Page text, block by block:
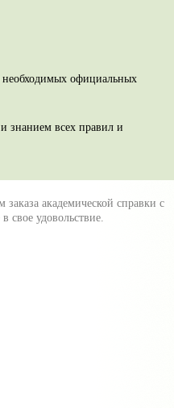
необходимых официальных
знанием всех правил и
академической справки с
свое удовольствие.